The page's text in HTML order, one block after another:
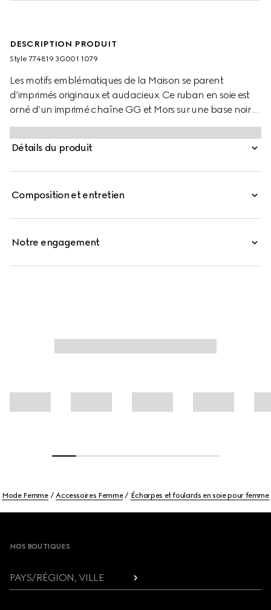
DESCRIPTION PRODUIT
Style ‎774819 3G001 1079
Les motifs emblématiques de la Maison se parent
d’imprimés originaux et audacieux. Ce ruban en soie est
orné d’un imprimé chaîne GG et Mors sur une base noir et
beige, illustrant les inspirations Gucci du monde équestre.
Détails du produit
Composition et entretien
Notre engagement
Mode Femme Accessoires Femme Écharpes et foulards en soie pour femme
NOS BOUTIQUES
PAYS/RÉGION, VILLE